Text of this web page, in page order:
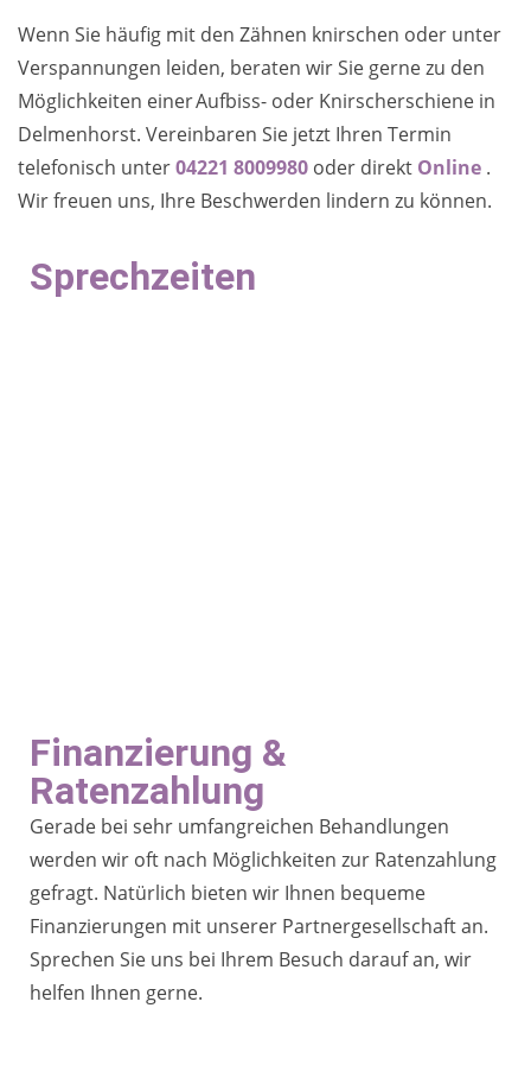
Wenn Sie häufig mit den Zähnen knirschen oder unter
Verspannungen leiden, beraten wir Sie gerne zu den
Möglichkeiten einer Aufbiss- oder Knirscherschiene in
Delmenhorst. Vereinbaren Sie jetzt Ihren Termin
telefonisch unter04221 8009980 oder direkt Online .
Wir freuen uns, Ihre Beschwerden lindern zu können.
Sprechzeiten
Finanzierung &
Ratenzahlung
Gerade bei sehr umfangreichen Behandlungen
werden wir oft nach Möglichkeiten zur Ratenzahlung
gefragt. Natürlich bieten wir Ihnen bequeme
Finanzierungen mit unserer Partnergesellschaft an.
Sprechen Sie uns bei Ihrem Besuch darauf an, wir
helfen Ihnen gerne.